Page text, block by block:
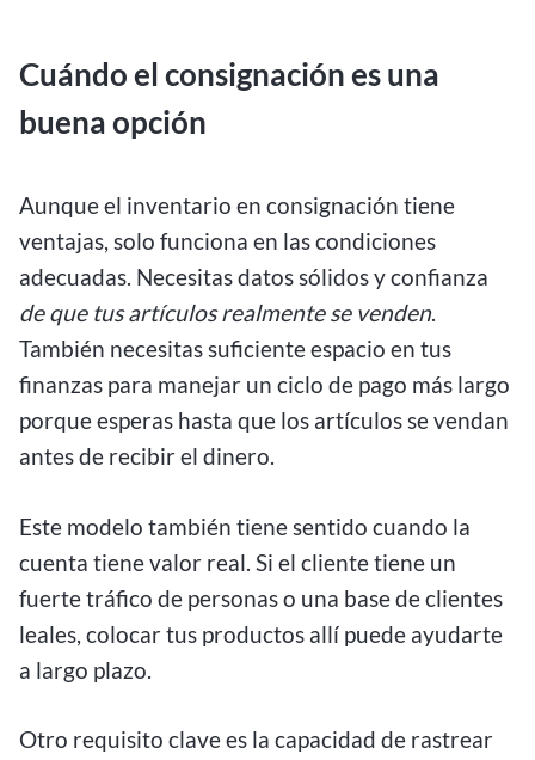
Cuándo el consignación es una
buena opción
Aunque el inventario en consignación tiene
ventajas, solo funciona en las condiciones
adecuadas. Necesitas datos sólidos y confianza
de que tus artículos realmente se venden.
También necesitas suficiente espacio en tus
finanzas para manejar un ciclo de pago más largo
porque esperas hasta que los artículos se vendan
antes de recibir el dinero.
Este modelo también tiene sentido cuando la
cuenta tiene valor real. Si el cliente tiene un
fuerte tráfico de personas o una base de clientes
leales, colocar tus productos allí puede ayudarte
a largo plazo.
Otro requisito clave es la capacidad de rastrear